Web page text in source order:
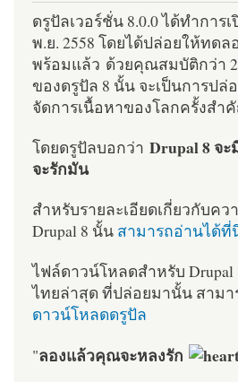
ดรูปัลเวอร์ชั่น 8.0.0 ได้ทำการ
พ.ย. 2558 โดยได้ปล่อยให้ทด
พร้อมแล้ว ด้วยคุณสมบัติกว่า
ของดรูปัล 8 นั้น จะเป็นการปล่
จัดการเนื้อหาของโลกครั้งสำ
โดยดรูปัลบอกว่า Drupal 8 จ
จะรักมัน
สำหรับรายละเอียดเกี่ยวกับค
Drupal 8 นั้น สามารถอ่านได้ที่
ไฟล์ดาวน์โหลดสำหรับ Drupal
ไทยล่าสุด ที่ปล่อยมานั้น สาม
ดาวน์โหลดดรูปัล
"ลองแล้วคุณจะหลงรัก